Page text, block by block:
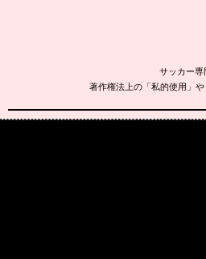
サッカー専
著作権法上の「私的使用」